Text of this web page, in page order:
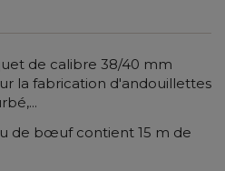
de calibre 38/40 mm
la fabrication d'andouillettes
de bœuf contient 15 m de